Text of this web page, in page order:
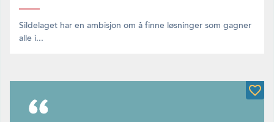
Sildelaget har en ambisjon om å finne løsninger som gagner
alle i...